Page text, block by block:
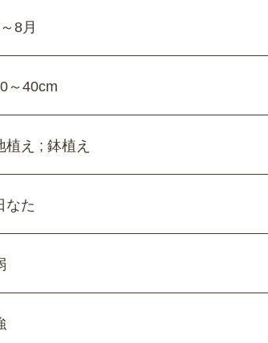
8月
～40cm
植え ; 鉢植え
なた